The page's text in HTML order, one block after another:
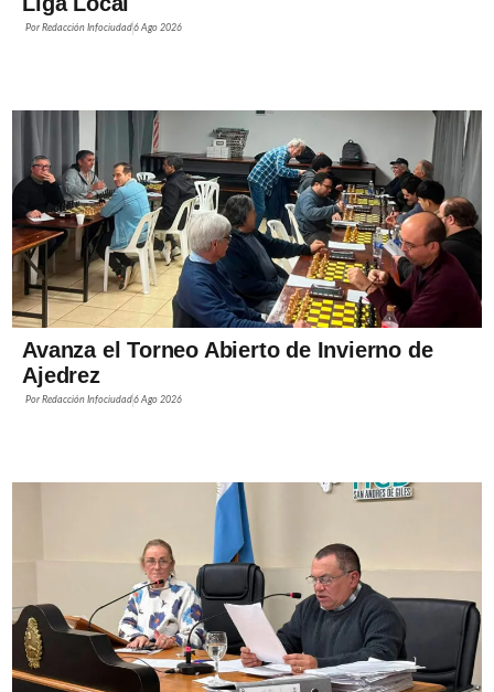
PorRedacción Infociudad6 Ago 2026
Avanza el Torneo Abierto de Invierno de
Ajedrez
PorRedacción Infociudad6 Ago 2026